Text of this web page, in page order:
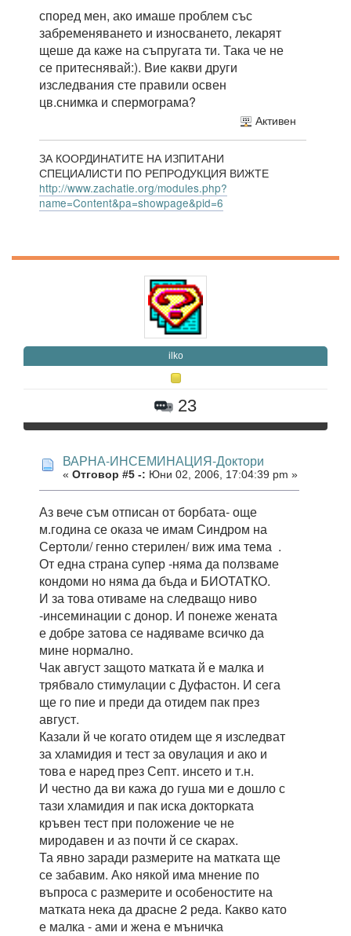
според мен, ако имаше проблем със
забременяването и износването, лекарят
щеше да каже на съпругата ти. Така че не
се притеснявай:). Вие какви други
изследвания сте правили освен
цв.снимка и спермограма?
Активен
ЗА КООРДИНАТИТЕ НА ИЗПИТАНИ
СПЕЦИАЛИСТИ ПО РЕПРОДУКЦИЯ ВИЖТЕ
http://www.zachatie.org/modules.php?
name=Content&pa=showpage&pid=6
ilko
23
ВАРНА-ИНСЕМИНАЦИЯ-Доктори
« Отговор #5 -: Юни 02, 2006, 17:04:39 pm »
Аз вече съм отписан от борбата- още
м.година се оказа че имам Синдром на
Сертоли/ генно стерилен/ виж има тема .
От една страна супер -няма да ползваме
кондоми но няма да бъда и БИОТАТКО.
И за това отиваме на следващо ниво
-инсеминации с донор. И понеже жената
е добре затова се надяваме всичко да
мине нормално.
Чак август защото матката й е малка и
трябвало стимулации с Дуфастон. И сега
ще го пие и преди да отидем пак през
август.
Казали й че когато отидем ще я изследват
за хламидия и тест за овулация и ако и
това е наред през Септ. инсето и т.н.
И честно да ви кажа до гуша ми е дошло с
тази хламидия и пак иска докторката
кръвен тест при положение че не
миродавен и аз почти й се скарах.
Та явно заради размерите на матката ще
се забавим. Ако някой има мнение по
въпроса с размерите и особеностите на
матката нека да драсне 2 реда. Какво като
е малка - ами и жена е мъничка